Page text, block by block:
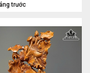
trước